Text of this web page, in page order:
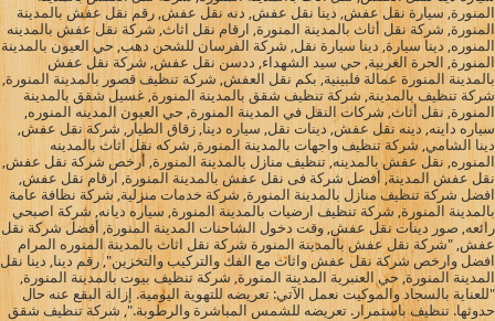
المنورة, سيارة نقل عفش, دينا نقل عفش, دنه نقل عفش, رقم نقل عفش بالمدينة
المنورة, شركة نقل أثاث بالمدينة المنورة, ارقام نقل اثاث, شركة نقل عفش بالمدينه
المنوره, دينا سيارة, دينا سيارة نقل, شركة الفرسان للشحن دهب, حي العيون بالمدينة
المنورة, الحرة الغربية, حي سيد الشهداء, ددسن نقل عفش, شركة نقل عفش
بالمدينة المنورة عمالة فلبينية, بكم نقل العفش, شركة تنظيف قصور بالمدينة المنورة,
شركة تنظيف بالمدينة, شركة تنظيف شقق بالمدينة المنورة, غسيل شقق بالمدينة
المنورة, نقل أثاث, شركات النقل في المدينة المنورة, حي العيون المدينه المنوره,
سياره داينه, دينه نقل عفش, دينات نقل, سياره دينا, زقاق الطيار, شركة نقل عفش,
دينا الشامي, شركة تنظيف واجهات بالمدينة المنورة, شركه نقل اثاث بالمدينه
المنوره, نقل عفش بالمدينه, تنظيف منازل بالمدينة المنورة, أرخص شركة نقل عفش,
نقل عفش المدينة, أفضل شركة فى نقل عفش بالمدينة المنورة, ارقام نقل عفش,
افضل شركة تنظيف منازل بالمدينة المنورة, شركة خدمات منزلية, شركة نظافة عامة
بالمدينة المنورة, شركة تنظيف ارضيات بالمدينة المنورة, سياره ديانه, شركة اصبحي
رائعه, صور دينات نقل عفش, وقت دخول الشاحنات المدينة المنورة, أفضل شركة نقل
عفش, "شركة نقل عفش بالمدينة المنورة شركة نقل اثاث بالمدينة المنوره المرام
افضل وارخص شركة نقل عفش واثاث مع الفك والتركيب والتخزين", رقم دينا, دينا نقل
المدينة المنورة, حي العنبرية المدينة المنورة, شركة تنظيف بيوت بالمدينة المنورة,
"للعناية بالسجاد والموكيت نعمل الآتي: تعريضه للتهوية اليومية. إزالة البقع عنه حال
حدوثها. تنظيف باستمرار. تعريضه للشمس المباشرة والرطوبة.", شركة تنظيف شقق